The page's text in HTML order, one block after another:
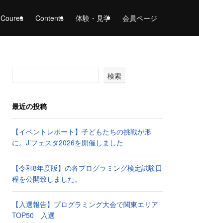
Coures Contents 体験・見学 会員ページ
検索
最近の投稿
【イベントレポート】子どもたちの挑戦が形
に。J’フェスタ2026を開催しました
【令和8年度版】の各プログラミング検定試験日
程を公開致しました。
【入選報告】プログラミング大会で関東エリア
TOP50 入選